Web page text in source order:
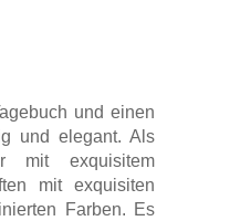
und einen
und elegant. Als
mit exquisitem
mit exquisiten
Farben. Es